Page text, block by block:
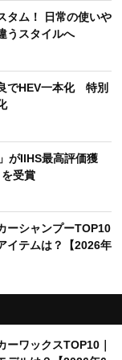
タム！ 日常の使いや
うスタイルへ
でHEV一本化 特別
がIIHS最高評価獲
受賞
ーシャンプーTOP10
イテムは？【2026年
ーワックスTOP10｜